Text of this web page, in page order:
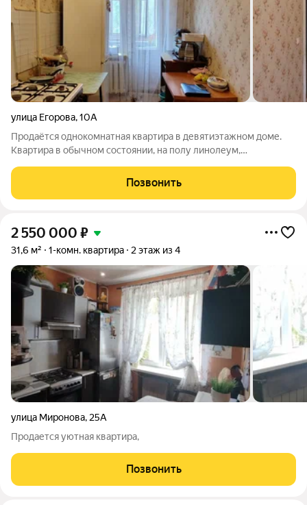
улица Егорова,10А
Продаётся однокомнатная квартира в девятиэтажном доме.
Квартира в обычном состоянии, на полу линолеум,
вместительная гардеробная и это отличная возможность
совместить ее с кухней. + дом кирпичный
Позвонить
2 550 000 ₽
31,6 м² 1-комн. квартира 2 этаж из 4
улица Миронова, 25А
Продается уютная квартира,
Позвонить